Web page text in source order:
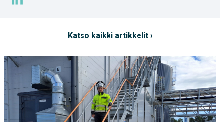
Katso kaikki artikkelit ›